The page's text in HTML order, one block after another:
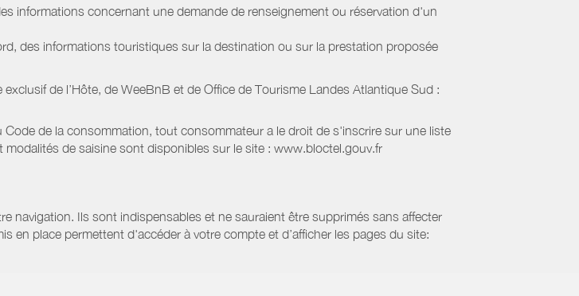
informations concernant une demande de renseignement ou réservation d'un
des informations touristiques sur la destination ou sur la prestation proposée
de l’Hôte, de WeeBnB et de Office de Tourisme Landes Atlantique Sud :
de la consommation, tout consommateur a le droit de s'inscrire sur une liste
de saisine sont disponibles sur le site : www.bloctel.gouv.fr
navigation. Ils sont indispensables et ne sauraient être supprimés sans affecter
en place permettent d'accéder à votre compte et d’afficher les pages du site: